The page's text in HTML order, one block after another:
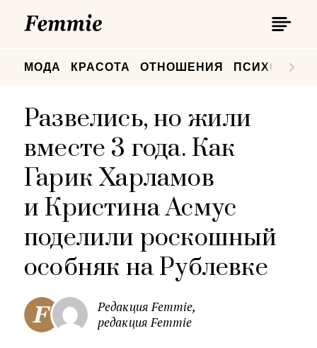
МОДА КРАСОТА ОТНОШЕНИЯ
Развелись, но жили
вместе 3 года. Как
Гарик Харламов
и Кристина Асмус
поделили роскошный
особняк на Рублевке
Редакция Femmie,
редакция Femmie